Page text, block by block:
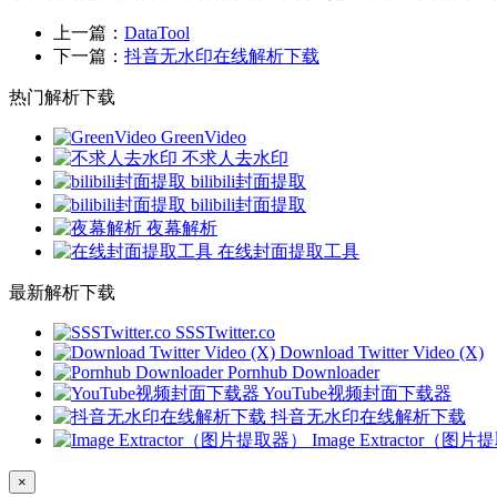
上一篇： DataTool
下一篇： 抖音无水印在线解析下载
热门解析下载
GreenVideo
不求人去水印
bilibili封面提取
bilibili封面提取
夜幕解析
在线封面提取工具
最新解析下载
SSSTwitter.co
Download Twitter Video (X)
Pornhub Downloader
YouTube视频封面下载器
抖音无水印在线解析下载
Image Extractor（图片提
×